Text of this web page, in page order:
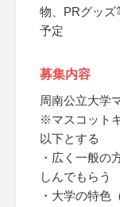
物、PRグッズ
予定
募集内容
周南公立大学
※マスコット
以下とする
・広く一般の
しんでもらう
・大学の特色